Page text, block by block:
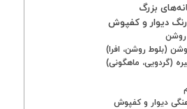
بزرگ
دیوار و کفپوش
(گردویی، ماهگونی)
دیوار و کفپوش